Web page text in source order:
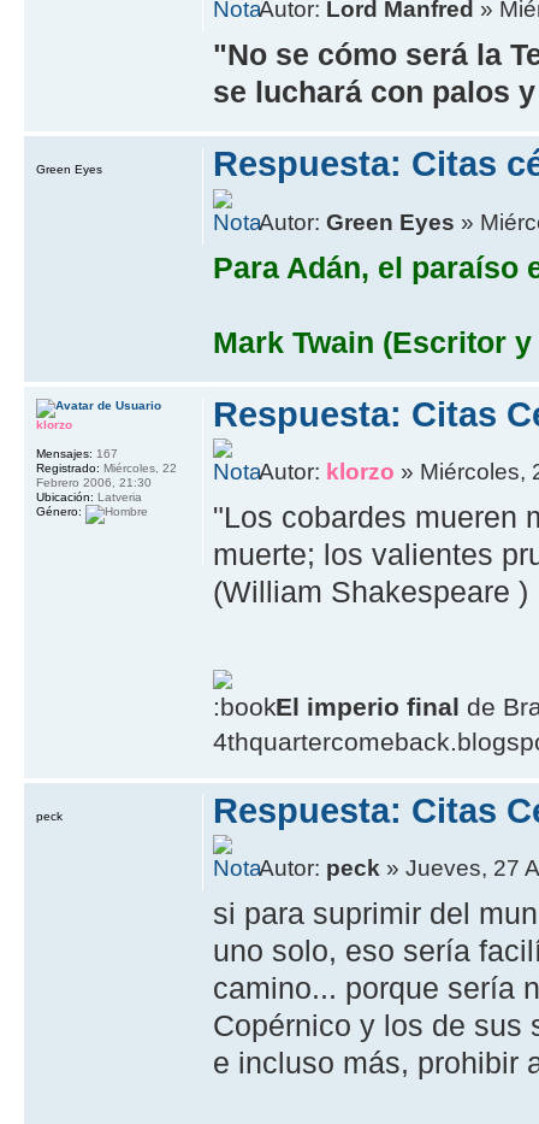
Autor: Lord Manfred »
"No se cómo será la
se luchará con palos
Respuesta: Citas
Autor:Green Eyes »
Para Adán, el paraí­so
Mark Twain (Escritor
Green Eyes
Respuesta: Citas
Autor: klorzo » Miércoles,
"Los cobardes mueren
muerte; los valientes
(William Shakespeare )
El imperio final de
klorzo
Mensajes: 167
Registrado: Miércoles, 22
Febrero 2006, 21:30
Ubicación: Latveria
Género:
Respuesta: Citas
Autor: peck » Jueves, 27
si para suprimir del
uno solo, eso serí­a
camino... porque serí­a
Copérnico y los de sus
e incluso más, prohibir
peck